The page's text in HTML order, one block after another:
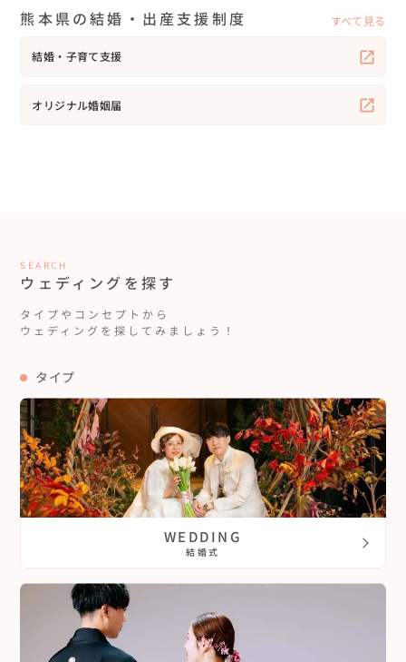
熊本県の結婚・出産支援制度 すべて見る
結婚・子育て支援
オリジナル婚姻届
SEARCH
ウェディングを探す
タイプやコンセプトから
ウェディングを探してみましょう！
タイプ
WEDDING
結婚式